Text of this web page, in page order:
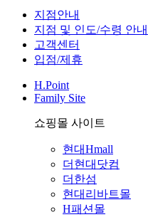
지점안내
지점 및 인도/수령 안내
고객센터
입점/제휴
H.Point
Family Site
쇼핑몰 사이트
현대Hmall
더현대닷컴
더한섬
현대리바트몰
H패션몰